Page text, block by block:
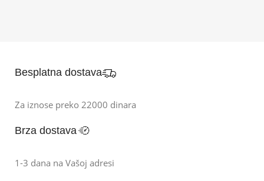
Besplatna dostava
Za iznose preko 22000 dinara
Brza dostava
1-3 dana na Vašoj adresi